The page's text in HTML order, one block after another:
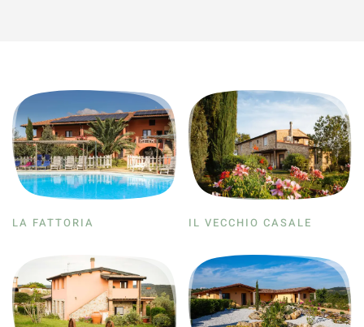
LA FATTORIA IL VECCHIO CASALE